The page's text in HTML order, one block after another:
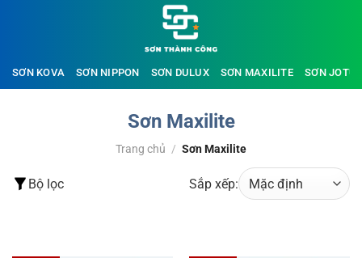
dungSƠN KOVA SƠN NIPPON SƠN DULUX SƠN MAXILITE SƠN
Sơn Maxilite
Trang chủ / Sơn Maxilite
Bộ lọc Sắp xếp: